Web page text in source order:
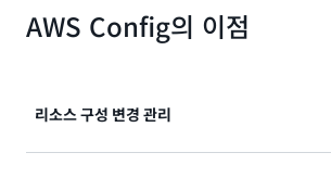
AWS Config의 이점
리소스 구성 변경 관리